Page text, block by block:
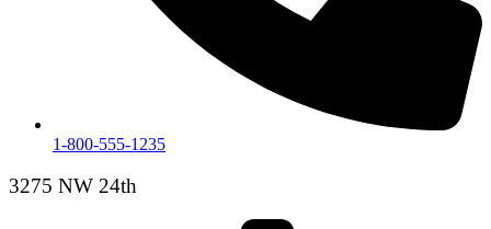
1-800-555-1235
3275 NW 24th